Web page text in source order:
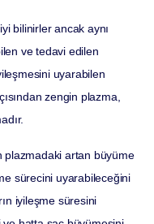
bilinirler ancak aynı
ve tedavi edilen
uyarabilen
zengin plazma,
plazmadaki artan büyüme
sürecini uyarabileceğini
iyileşme süresini